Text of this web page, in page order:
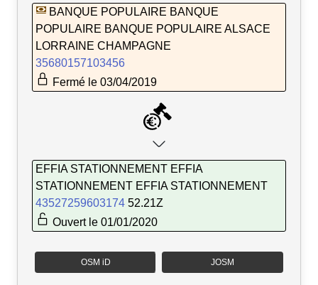
BANQUE POPULAIRE BANQUE
POPULAIRE BANQUE POPULAIRE ALSACE
LORRAINE CHAMPAGNE
35680157103456
Fermé le 03/04/2019
EFFIA STATIONNEMENT EFFIA
STATIONNEMENT EFFIA STATIONNEMENT
43527259603174 52.21Z
Ouvert le 01/01/2020
OSM iD JOSM